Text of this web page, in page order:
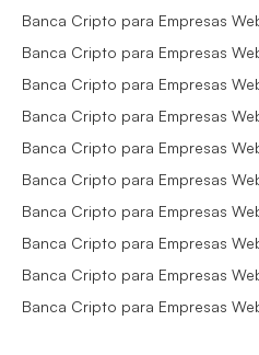
Banca Cripto para Empresas
Banca Cripto para Empresas
Banca Cripto para Empresas
Banca Cripto para Empresas
Banca Cripto para Empresas
Banca Cripto para Empresas
Banca Cripto para Empresas
Banca Cripto para Empresas
Banca Cripto para Empresas
Banca Cripto para Empresas